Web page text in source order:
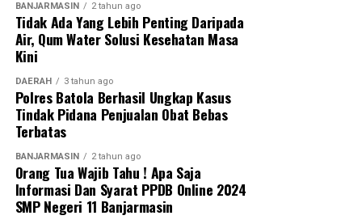
BANJARMASIN 2 tahun ago
Tidak Ada Yang Lebih Penting Daripada
Air, Qum Water Solusi Kesehatan Masa
Kini
DAERAH 3 tahun ago
Polres Batola Berhasil Ungkap Kasus
Tindak Pidana Penjualan Obat Bebas
Terbatas
BANJARMASIN 2 tahun ago
Orang Tua Wajib Tahu ! Apa Saja
Informasi Dan Syarat PPDB Online 2024
SMP Negeri 11 Banjarmasin